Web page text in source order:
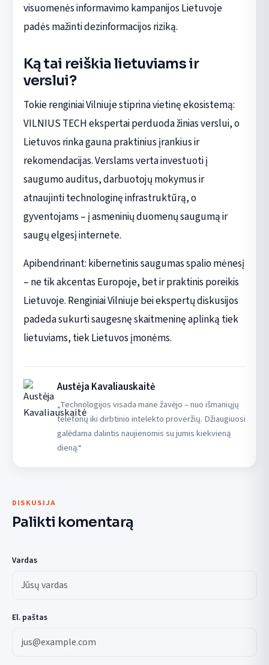
visuomenės informavimo kampanijos Lietuvoje
padės mažinti dezinformacijos riziką.
Ką tai reiškia lietuviams ir
verslui?
Tokie renginiai Vilniuje stiprina vietinę ekosistemą:
VILNIUS TECH ekspertai perduoda žinias verslui, o
Lietuvos rinka gauna praktinius įrankius ir
rekomendacijas. Verslams verta investuoti į
saugumo auditus, darbuotojų mokymus ir
atnaujinti technologinę infrastruktūrą, o
gyventojams – į asmeninių duomenų saugumą ir
saugų elgesį internete.
Apibendrinant: kibernetinis saugumas spalio mėnesį
– ne tik akcentas Europoje, bet ir praktinis poreikis
Lietuvoje. Renginiai Vilniuje bei ekspertų diskusijos
padeda sukurti saugesnę skaitmeninę aplinką tiek
lietuviams, tiek Lietuvos įmonėms.
Austėja Kavaliauskaitė
„Technologijos visada mane žavėjo – nuo išmaniųjų
telefonų iki dirbtinio intelekto proveržių. Džiaugiuosi
galėdama dalintis naujienomis su jumis kiekvieną
dieną.“
DISKUSIJA
Palikti komentarą
Vardas
El. paštas